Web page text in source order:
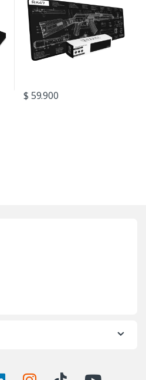
$ 59.900